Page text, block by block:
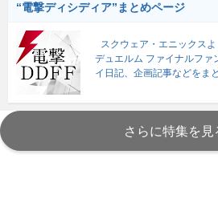
“電撃ディシディア”まとめページ
スクウェア・エニックス
デュエルム ファイナルファ
イ日記、企画記事などをま
さらに特集を見